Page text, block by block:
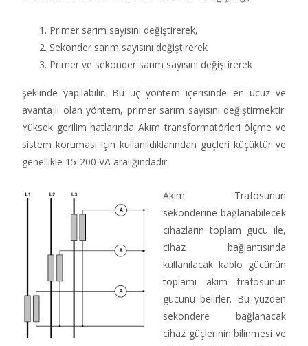
Primer sarım sayısını değiştirerek,
Sekonder sarım sayısını değiştirerek
Primer ve sekonder sarım sayısını değiştirerek
şeklinde yapılabilir. Bu üç yöntem içerisinde en ucuz ve
avantajlı olan yöntem, primer sarım sayısını değiştirmektir.
Yüksek gerilim hatlarında Akım transformatörleri ölçme ve
sistem koruması için kullanıldıklarından güçleri küçüktür ve
genellikle 15-200 VA aralığındadır.
Akım Trafosunun
sekonderine bağlanabilecek
cihazların toplam gücü ile,
cihaz bağlantısında
kullanılacak kablo gücünün
toplamı akım trafosunun
gücünü belirler. Bu yüzden
sekondere bağlanacak
cihaz güçlerinin bilinmesi ve